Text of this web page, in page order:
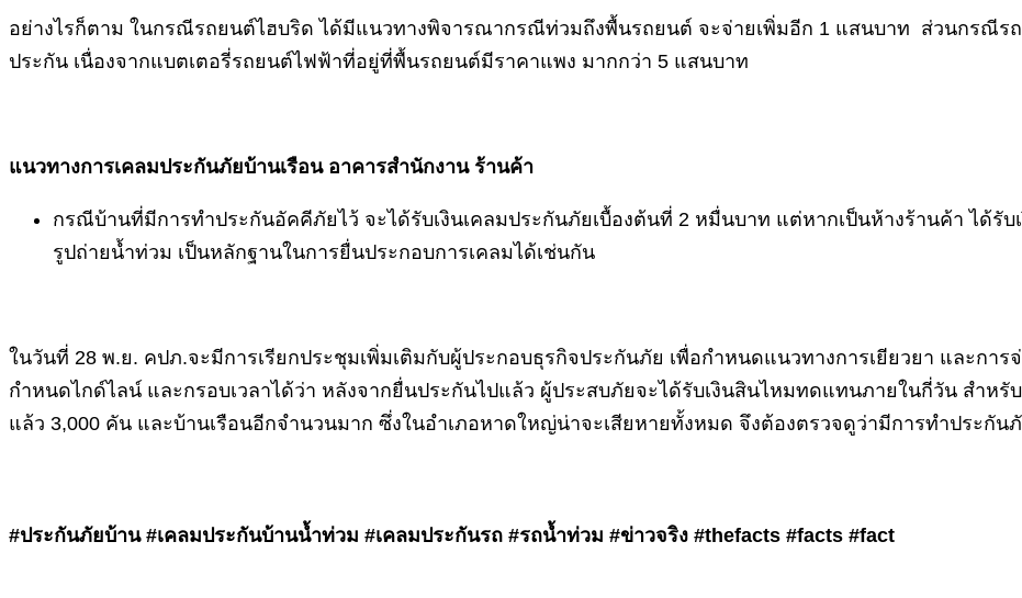
อย่างไรก็ตาม ในกรณีรถยนต์ไฮบริด ได้มีแนวทางพิจารณากรณีท่วมถึงพื้นรถยนต์ จะจ่ายเพิ่มอีก 1 แสนบาท ส่วนกรณีร
ประกัน เนื่องจากแบตเตอรี่รถยนต์ไฟฟ้าที่อยู่ที่พื้นรถยนต์มีราคาแพง มากกว่า 5 แสนบาท
แนวทางการเคลมประกันภัยบ้านเรือน อาคารสำนักงาน ร้านค้า
กรณีบ้านที่มีการทำประกันอัคคีภัยไว้ จะได้รับเงินเคลมประกันภัยเบื้องต้นที่ 2 หมื่นบาท แต่หากเป็นห้างร้านค้า ได้รั
รูปถ่ายน้ำท่วม เป็นหลักฐานในการยื่นประกอบการเคลมได้เช่นกัน
ในวันที่ 28 พ.ย. คปภ.จะมีการเรียกประชุมเพิ่มเติมกับผู้ประกอบธุรกิจประกันภัย เพื่อกำหนดแนวทางการเยียวยา และก
กำหนดไกด์ไลน์ และกรอบเวลาได้ว่า หลังจากยื่นประกันไปแล้ว ผู้ประสบภัยจะได้รับเงินสินไหมทดแทนภายในกี่วัน สำห
แล้ว 3,000 คัน และบ้านเรือนอีกจำนวนมาก ซึ่งในอำเภอหาดใหญ่น่าจะเสียหายทั้งหมด จึงต้องตรวจดูว่ามีการทำประกัน
#ประกันภัยบ้าน #เคลมประกันบ้านน้ำท่วม #เคลมประกันรถ #รถน้ำท่วม #ข่าวจริง #thefacts #facts #fact